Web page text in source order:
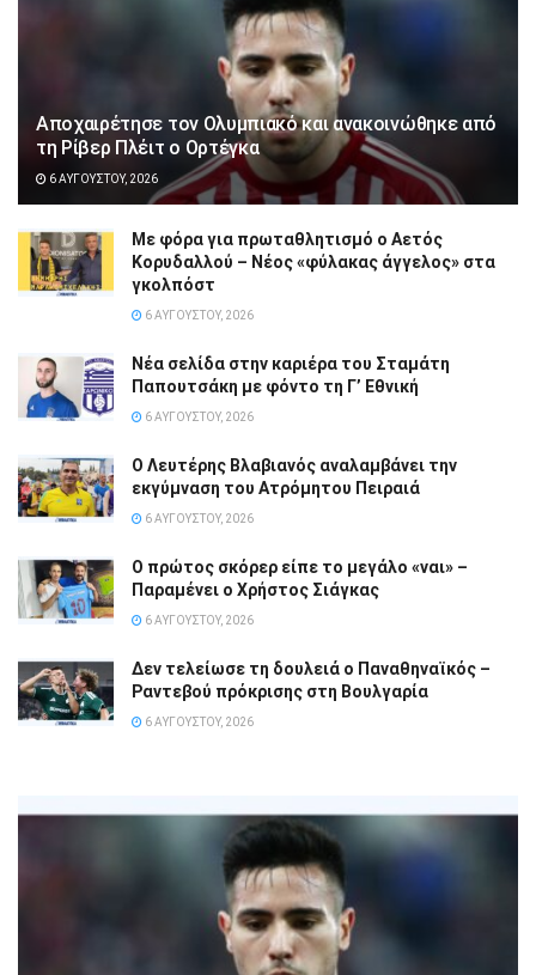
Αποχαιρέτησε τον Ολυμπιακό και ανακοινώθηκε από
τη Ρίβερ Πλέιτ ο Ορτέγκα
6 ΑΥΓΟΎΣΤΟΥ, 2026
Με φόρα για πρωταθλητισμό ο Αετός
Κορυδαλλού – Νέος «φύλακας άγγελος» στα
γκολπόστ
6 ΑΥΓΟΎΣΤΟΥ, 2026
Νέα σελίδα στην καριέρα του Σταμάτη
Παπουτσάκη με φόντο τη Γ’ Εθνική
6 ΑΥΓΟΎΣΤΟΥ, 2026
Ο Λευτέρης Βλαβιανός αναλαμβάνει την
εκγύμναση του Ατρόμητου Πειραιά
6 ΑΥΓΟΎΣΤΟΥ, 2026
Ο πρώτος σκόρερ είπε το μεγάλο «ναι» –
Παραμένει ο Χρήστος Σιάγκας
6 ΑΥΓΟΎΣΤΟΥ, 2026
Δεν τελείωσε τη δουλειά ο Παναθηναϊκός –
Ραντεβού πρόκρισης στη Βουλγαρία
6 ΑΥΓΟΎΣΤΟΥ, 2026